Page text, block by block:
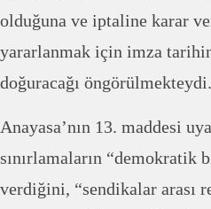
olduğuna ve iptaline karar
yararlanmak için imza
doğuracağı öngörülmekteydi.
Anayasa’nın 13. maddesi
sınırlamaların “demokratik
verdiğini, “sendikalar arası